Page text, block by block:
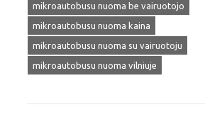
mikroautobusu nuoma be vairuotojo
mikroautobusu nuoma kaina
mikroautobusu nuoma su vairuotoju
mikroautobusu nuoma vilniuje